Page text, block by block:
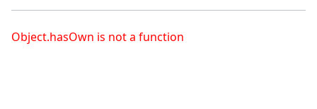
Object.hasOwn is not a function